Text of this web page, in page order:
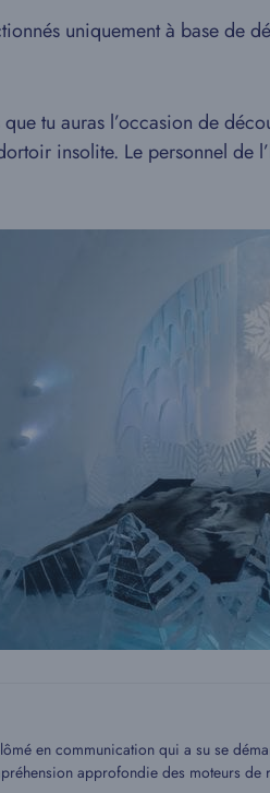
uniquement à base
tu auras l’occasion de
insolite. Le personnel
en communication qui a su se
approfondie des moteurs